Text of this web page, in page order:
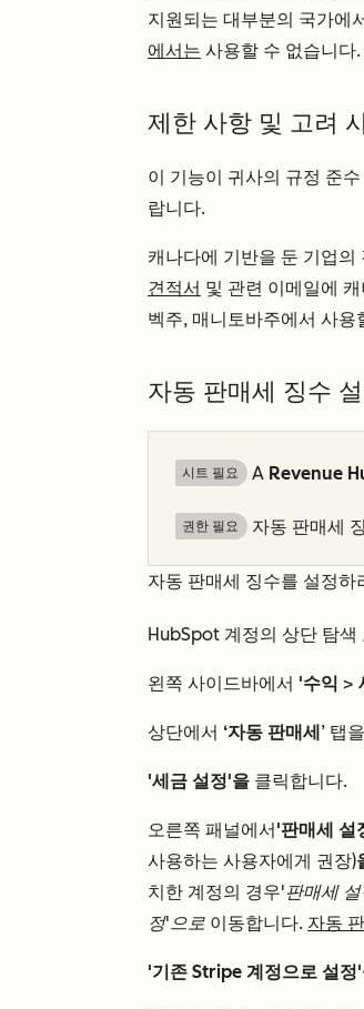
지원되는 대부분의 국가에
에서는 사용할 수 없습니다.
제한 사항 및 고려
이 기능이 귀사의 규정 준
랍니다.
캐나다에 기반을 둔 기업의
견적서 및 관련 이메일에
벡주, 매니토바주에서 사용
자동 판매세 징수
시트 필요 A Revenue
권한 필요 자동 판매세
자동 판매세 징수를 설정하
HubSpot 계정의 상단 탐색
왼쪽 사이드바에서 '수익 >
상단에서 ‘자동 판매세’ 탭
'세금 설정'을 클릭합니다.
오른쪽 패널에서'판매세 설
사용하는 사용자에게 권장)
치한 계정의 경우'판매세
정'으로 이동합니다. 자동
'기존 Stripe 계정으로 설정